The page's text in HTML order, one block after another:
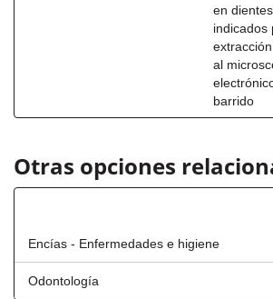
en dientes
indicados
al
barrido
Otras opciones
Encías - Enfermedades e higiene
Odontología